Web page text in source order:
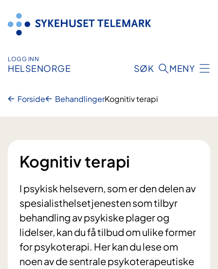
innhold
LOGG INN
HELSENORGE SØK MENY
Forside BehandlingerKognitiv terapi
Kognitiv terapi
I psykisk helsevern, som er den delen av
spesialisthelsetjenesten som tilbyr
behandling av psykiske plager og
lidelser, kan du få tilbud om ulike former
for psykoterapi. Her kan du lese om
noen av de sentrale psykoterapeutiske